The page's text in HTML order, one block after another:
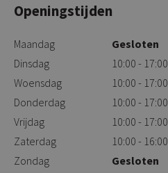
Openingstijden
Maandag
Gesloten
Dinsdag
10:00 - 17:00
Woensdag
10:00 - 17:00
Donderdag
10:00 - 17:00
Vrijdag
10:00 - 17:00
Zaterdag
10:00 - 16:00
Zondag
Gesloten